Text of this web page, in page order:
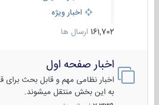
اخبار ویژه
161,702 ارسال ها
اخبار صفحه اول
اخبار نظامی مهم و قابل بحث برای
به این بخش منتقل میشوند.